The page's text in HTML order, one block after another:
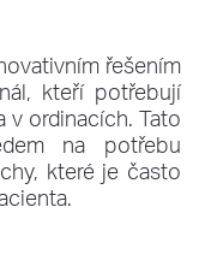
řešením
kteří potřebují
v ordinacích. Tato
na potřebu
které je často